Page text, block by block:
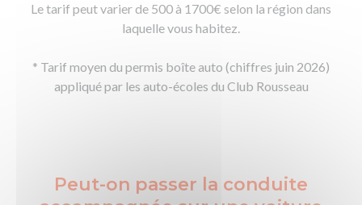
Le tarif peut varier de 500 à 1700€ selon la région dans
laquelle vous habitez.
* Tarif moyen du permis boîte auto (chiffres juin 2026)
appliqué par les auto-écoles du Club Rousseau
Peut-on passer la conduite